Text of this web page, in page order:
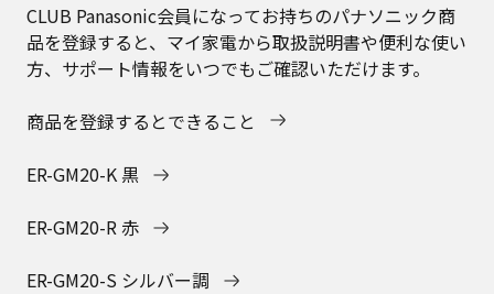
CLUB Panasonic会員になってお持ちのパナソニック商
品を登録すると、マイ家電から取扱説明書や便利な使い
方、サポート情報をいつでもご確認いただけます。
商品を登録するとできること
ER-GM20-K 黒
ER-GM20-R 赤
ER-GM20-S シルバー調